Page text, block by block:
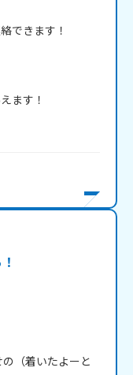
できます！
ます！
（着いたよーと